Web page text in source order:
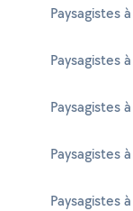
Paysagistes
Paysagistes
Paysagistes
Paysagistes
Paysagistes